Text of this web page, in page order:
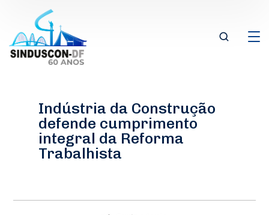
Indústria da Construção
defende cumprimento
integral da Reforma
Trabalhista